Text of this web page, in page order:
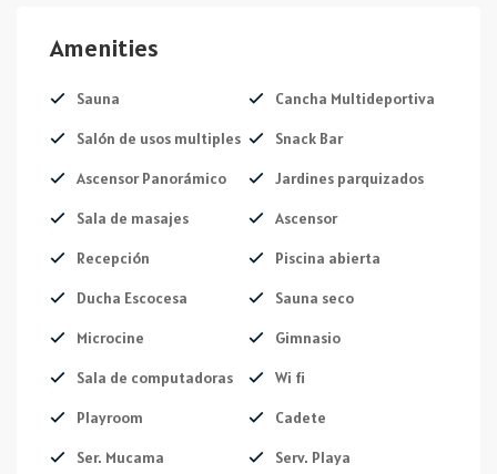
Amenities
Sauna
Cancha Multideportiva
Salón de usos multiples
Snack Bar
Ascensor Panorámico
Jardines parquizados
Sala de masajes
Ascensor
Recepción
Piscina abierta
Ducha Escocesa
Sauna seco
Microcine
Gimnasio
Sala de computadoras
Wi fi
Playroom
Cadete
Ser. Mucama
Serv. Playa